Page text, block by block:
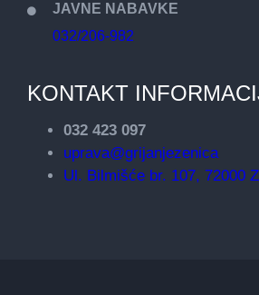
JAVNE NABAVKE
032/206-982
KONTAKT
032 423 097
uprava@grijanjezenica
Ul. Bilmišće br. 107, 72000